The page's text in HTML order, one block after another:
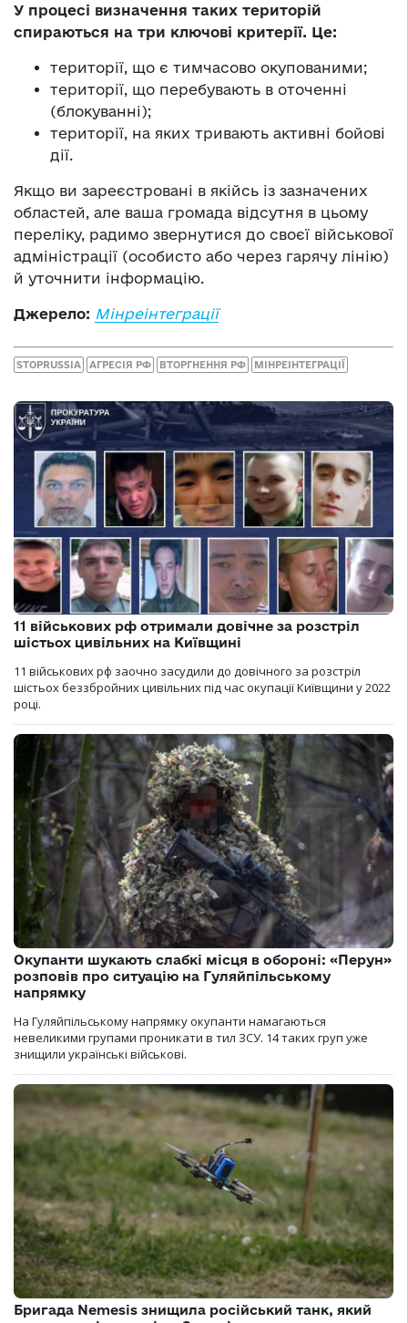
У процесі визначення таких територій
спираються на три ключові критерії. Це:
території, що є тимчасово окупованими;
території, що перебувають в оточенні
(блокуванні);
території, на яких тривають активні бойові
дії.
Якщо ви зареєстровані в якійсь із зазначених
областей, але ваша громада відсутня в цьому
переліку, радимо звернутися до своєї військової
адміністрації (особисто або через гарячу лінію)
й уточнити інформацію.
Джерело: Мінреінтеграції
STOPRUSSIA АГРЕСІЯ РФ ВТОРГНЕННЯ РФ МІНРЕІНТЕГРАЦІЇ
11 військових рф отримали довічне за розстріл
шістьох цивільних на Київщині
11 військових рф заочно засудили до довічного за розстріл
шістьох беззбройних цивільних під час окупації Київщини у 2022
році.
Окупанти шукають слабкі місця в обороні: «Перун»
розповів про ситуацію на Гуляйпільському
напрямку
На Гуляйпільському напрямку окупанти намагаються
невеликими групами проникати в тил ЗСУ. 14 таких груп уже
знищили українські військові.
Бригада Nemesis знищила російський танк, який